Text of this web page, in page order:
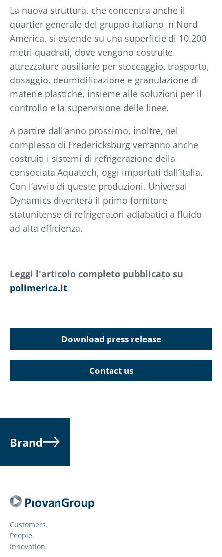
La nuova struttura, che concentra anche il
quartier generale del gruppo italiano in Nord
America, si estende su una superficie di 10.200
metri quadrati, dove vengono costruite
attrezzature ausiliarie per stoccaggio, trasporto,
dosaggio, deumidificazione e granulazione di
materie plastiche, insieme alle soluzioni per il
controllo e la supervisione delle linee.
A partire dall’anno prossimo, inoltre, nel
complesso di Fredericksburg verranno anche
costruiti i sistemi di refrigerazione della
consociata Aquatech, oggi importati dall’Italia.
Con l’avvio di queste produzioni, Universal
Dynamics diventerà il primo fornitore
statunitense di refrigeratori adiabatici a fluido
ad alta efficienza.
Leggi l'articolo completo pubblicato su
polimerica.it
Download press release
Contact us
Brand
Customers.
People.
Innovation.